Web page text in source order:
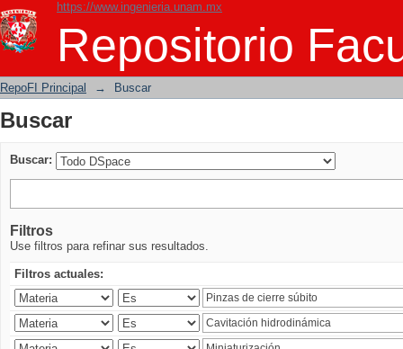
https://www.ingenieria.unam.mx
Repositorio
Buscar
RepoFI Principal → Buscar
Buscar
Buscar:
Filtros
Use filtros para refinar sus resultados.
Filtros actuales: